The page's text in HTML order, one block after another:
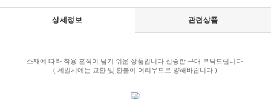
상세정보 관련상품
소재에 따라 착용 흔적이 남기 쉬운 상품입니다.신중한 구매 부탁드립니다.
( 세일시에는 교환 및 환불이 어려우므로 양해바랍니다 )